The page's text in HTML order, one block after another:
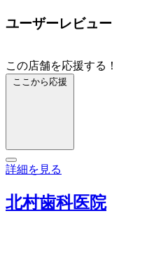
ユーザーレビュー
この店舗を応援する！
ここから応援
詳細を見る
北村歯科医院